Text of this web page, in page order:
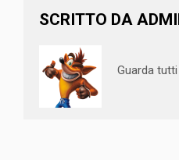
SCRITTO DA
Guarda